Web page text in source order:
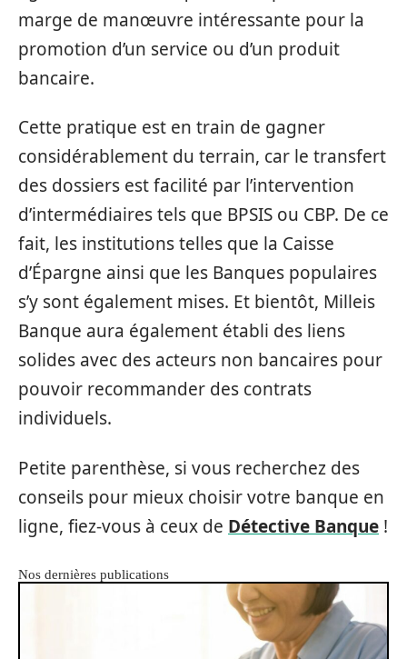
marge de manœuvre intéressante pour la
promotion d’un service ou d’un produit
bancaire.
Cette pratique est en train de gagner
considérablement du terrain, car le transfert
des dossiers est facilité par l’intervention
d’intermédiaires tels que BPSIS ou CBP. De ce
fait, les institutions telles que la Caisse
d’Épargne ainsi que les Banques populaires
s’y sont également mises. Et bientôt, Milleis
Banque aura également établi des liens
solides avec des acteurs non bancaires pour
pouvoir recommander des contrats
individuels.
Petite parenthèse, si vous recherchez des
conseils pour mieux choisir votre banque en
ligne, fiez-vous à ceux de Détective Banque !
Nos dernières publications